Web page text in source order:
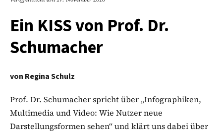
Ein KISS von Prof. Dr.
Schumacher
von Regina Schulz
Prof. Dr. Schumacher spricht über „Infographiken,
Multimedia und Video: Wie Nutzer neue
Darstellungsformen sehen“ und klärt uns dabei über